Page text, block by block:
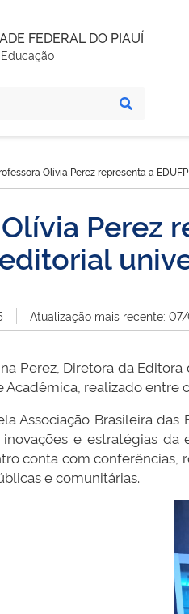
FEDERAL DO PIAUÍ
Olívia Perez representa a
Perez
Atualização mais recente:
Perez, Diretora da
realizado entre
Associação Brasileira
e estratégias
conta com
e comunitárias.